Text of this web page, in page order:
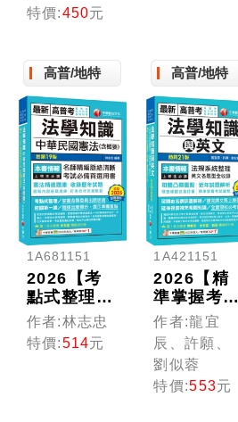
考／地方特
特價:450元
地方特考／
各類特考）
高普/地特
1A681151
2026【考
點式整理‧
掌握出題思
路】法學知
識--中華民
作者:林志忠
特價:514元
高普/地特
1A421151
2026【精
準掌握考試
趨勢】高普
考法學知識
與英文(包
括中華民國
憲法、法學
作者:龍宜
辰、許願、
劉似蓉
特價:553元